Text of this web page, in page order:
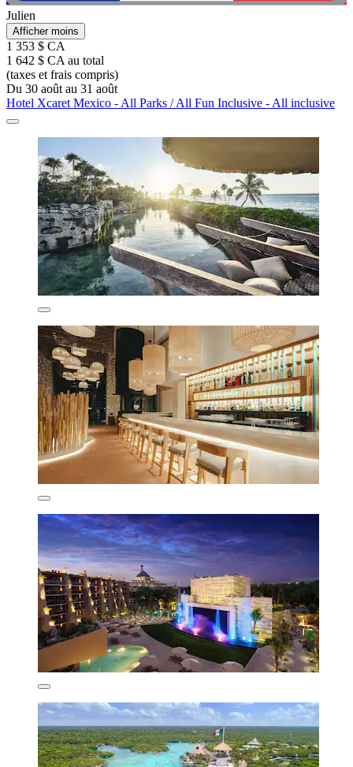
Julien
Afficher moins
1 353 $ CA
1 642 $ CA au total
(taxes et frais compris)
Du 30 août au 31 août
Hotel Xcaret Mexico - All Parks / All Fun Inclusive - All inclusive